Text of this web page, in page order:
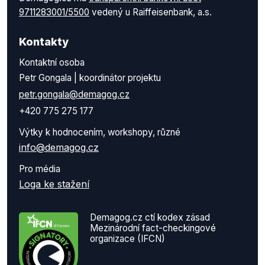
9711283001/5500 vedený u Raiffeisenbank, a.s.
Kontakty
Kontaktní osoba
Petr Gongala | koordinátor projektu
petr.gongala@demagog.cz
+420 775 275 177
Výtky k hodnocením, workshopy, různé
info@demagog.cz
Pro média
Loga ke stažení
Demagog.cz ctí kodex zásad
Mezinárodní fact-checkingové
organizace (IFCN)